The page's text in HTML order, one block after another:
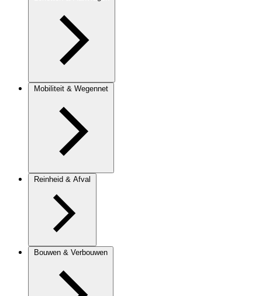
Mobiliteit & Wegennet
Reinheid & Afval
Bouwen & Verbouwen